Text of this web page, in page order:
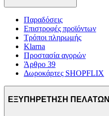
Παραδόσεις
Επιστροφές προϊόντων
Τρόποι πληρωμής
Klarna
Προστασία αγορών
Άρθρο 39
Δωροκάρτες SHOPFLIX
ΕΞΥΠΗΡΕΤΗΣΗ ΠΕΛΑΤΩΝ